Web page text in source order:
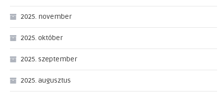
2025. november
2025. október
2025. szeptember
2025. augusztus